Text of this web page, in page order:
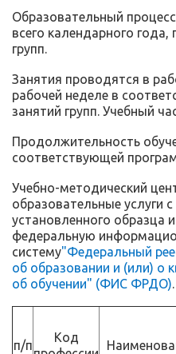
Образовательный
всего календарного
групп.
Занятия проводятся в
рабочей неделе в
занятий групп. Учебный
Продолжительность
соответствующей
Учебно-методический
образовательные услуги
установленного образца
федеральную
систему"Федеральный
об образовании и (или) о
об обучении" (ФИС ФРДО).
п/п
Код